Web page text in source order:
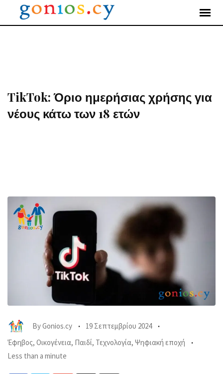
TikTok: Όριο ημερήσιας χρήσης για
νέους κάτω των 18 ετών
ByGonios.cy
19 Σεπτεμβρίου 2024
Έφηβος, Οικογένεια, Παιδί, Τεχνολογία, Ψηφιακή εποχή
Less than a minute